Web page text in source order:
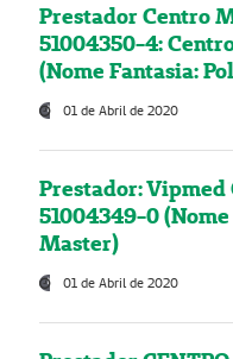
Prestador Centro
51004350-4:
(Nome Fantasia:
01 de Abril de 2020
Prestador:
51004349-0
Master)
01 de Abril de 2020